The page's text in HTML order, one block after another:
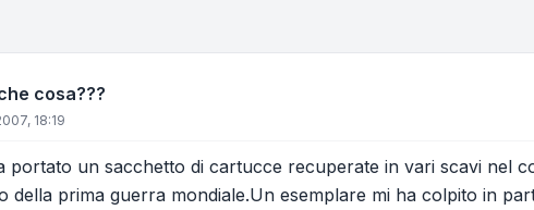
cosa???
18:19
portato un sacchetto di cartucce recuperate in vari scavi nel
della prima guerra mondiale.Un esemplare mi ha colpito in